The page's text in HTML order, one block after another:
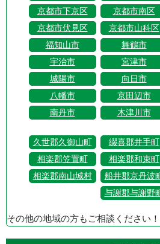
京都市下京区
京都市南区
京都市伏見区
京都市山科区
福知山市
舞鶴市
宇治市
宮津市
城陽市
向日市
八幡市
京田辺市
南丹市
木津川市
久世郡久御山町 綴喜郡井手町
相楽郡笠置町
相楽郡和束町
相楽郡南山城村
船井郡京丹波町
与謝郡与謝野町
その他の地域の方もご相談ください！